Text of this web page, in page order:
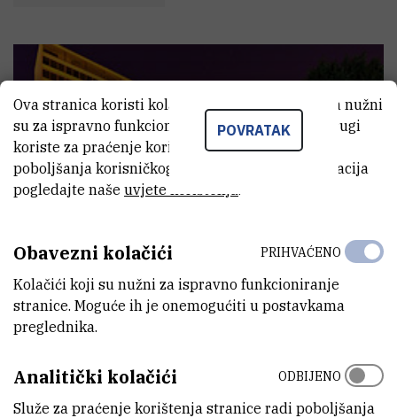
POVRATAK
Ova stranica koristi kolačiće. Neki od tih kolačića nužni
su za ispravno funkcioniranje stranice, dok se drugi
koriste za praćenje korištenja stranice radi
poboljšanja korisničkog iskustva. Za više informacija
pogledajte naše uvjete korištenja.
Obavezni kolačići
Kolačići koji su nužni za ispravno funkcioniranje
stranice. Moguće ih je onemogućiti u postavkama
preglednika.
PRIHVAĆENO
Analitički kolačići
Služe za praćenje korištenja stranice radi poboljšanja
ODBIJENO